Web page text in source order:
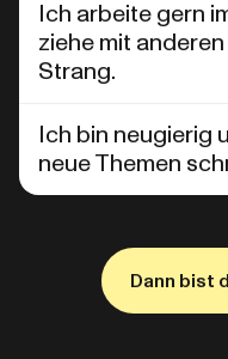
Ich arbeite gern
ziehe mit anderen
Strang.
Ich bin neugierig
neue Themen
Dann bist